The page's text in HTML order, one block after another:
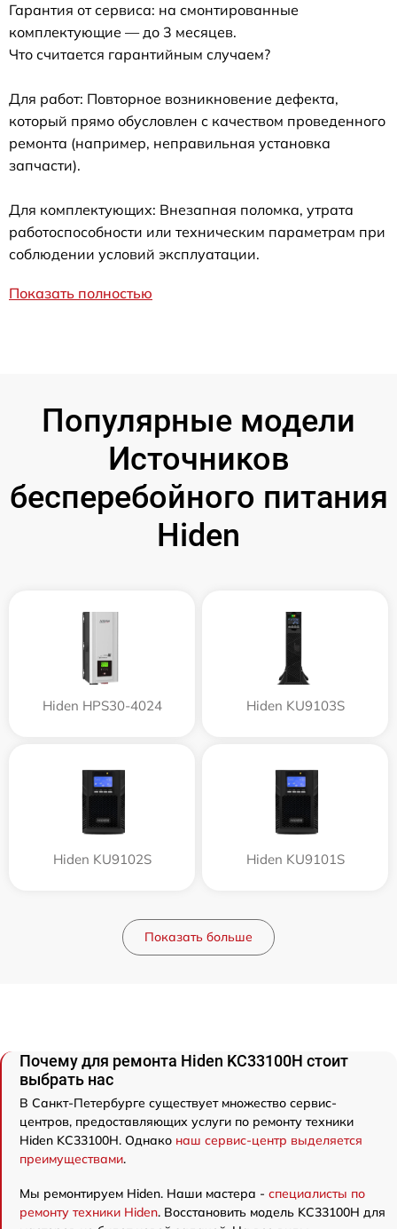
Гарантия от сервиса: на смонтированные
комплектующие — до 3 месяцев.
Что считается гарантийным случаем?
Для работ: Повторное возникновение дефекта,
который прямо обусловлен с качеством проведенного
ремонта (например, неправильная установка
запчасти).
Для комплектующих: Внезапная поломка, утрата
работоспособности или техническим параметрам при
соблюдении условий эксплуатации.
Показать полностью
Популярные модели
Источников
бесперебойного питания
Hiden
Hiden HPS30-4024 Hiden KU9103S
Hiden KU9102S Hiden KU9101S
Показать больше
Почему для ремонта Hiden KC33100H стоит
выбрать нас
В Санкт-Петербурге существует множество сервис-
центров, предоставляющих услуги по ремонту техники
Hiden KC33100H. Однако наш сервис-центр выделяется
преимуществами.
Мы ремонтируем Hiden. Наши мастера - специалисты по
ремонту техники Hiden. Восстановить модель KC33100H для